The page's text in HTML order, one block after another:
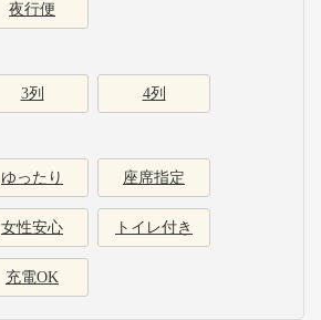
夜行便
3列 4列
ゆったり 座席指定
女性安心 トイレ付き
充電OK